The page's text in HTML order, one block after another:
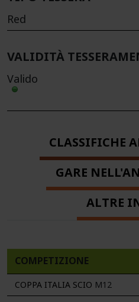
Red
VALIDITÀ
Valido
CLASSIFICHE
GARE
ALTRE
COMPETIZIONE
COPPA ITALIA SCIO M12